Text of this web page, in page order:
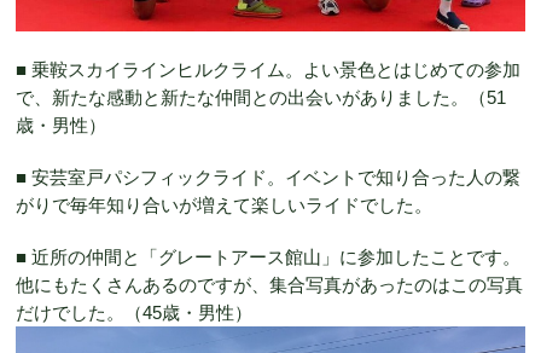
■ 乗鞍スカイラインヒルクライム。よい景色とはじめての参加
で、新たな感動と新たな仲間との出会いがありました。（51
歳・男性）
■ 安芸室戸パシフィックライド。イベントで知り合った人の繋
がりで毎年知り合いが増えて楽しいライドでした。
■ 近所の仲間と「グレートアース館山」に参加したことです。
他にもたくさんあるのですが、集合写真があったのはこの写真
だけでした。（45歳・男性）